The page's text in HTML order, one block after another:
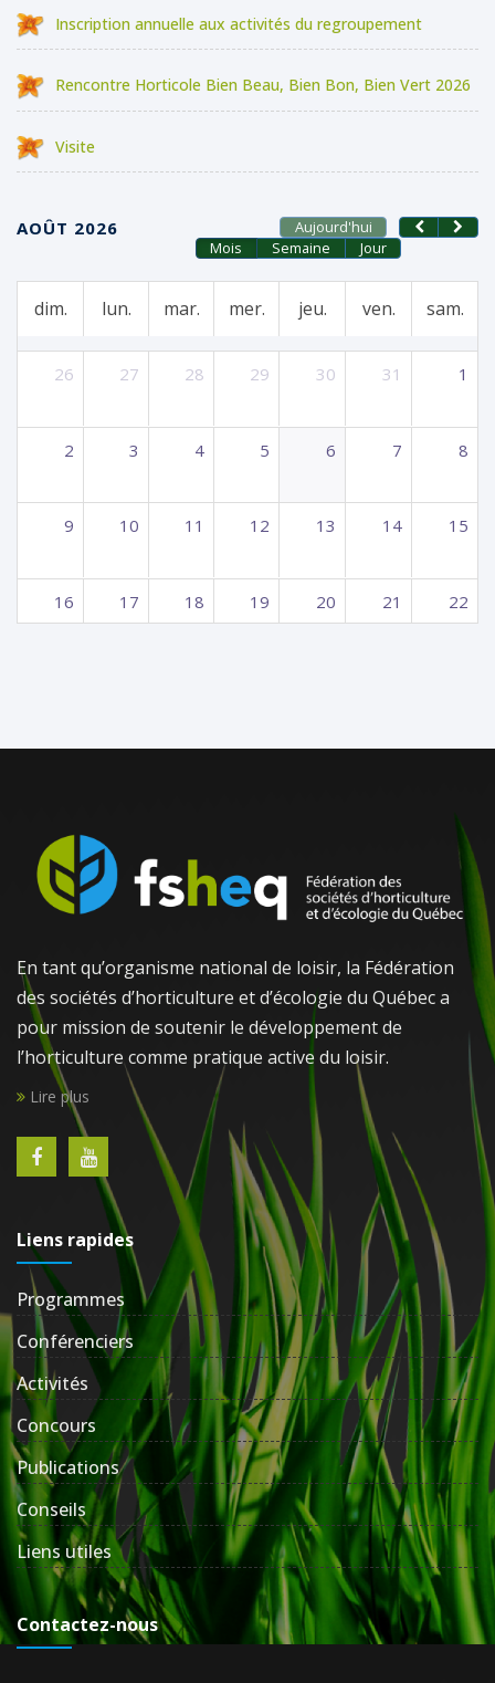
Inscription annuelle aux activités du regroupement
Rencontre Horticole Bien Beau, Bien Bon, Bien Vert 2026
Visite
AOÛT 2026
Aujourd'hui
Mois
Semaine Jour
dim. lun. mar. mer. jeu. ven. sam.
26 27 28 29 30 31 1
2 3 4 5 6 7 8
9 10 11 12 13 14 15
16 17 18 19 20 21 22
30 31 1 2 3 4 5
En tant qu’organisme national de loisir, la Fédération
des sociétés d’horticulture et d’écologie du Québec a
pour mission de soutenir le développement de
l’horticulture comme pratique active du loisir.
Lire plus
Liens rapides
Programmes
Conférenciers
Activités
Concours
Publications
Conseils
Liens utiles
Contactez-nous